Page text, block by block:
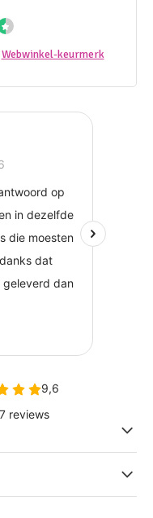
Webwinkel-keurmerk